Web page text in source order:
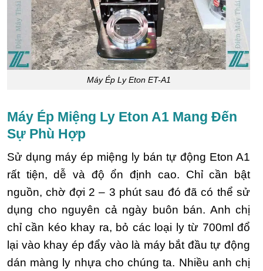
Máy Ép Ly Eton ET-A1
Máy Ép Miệng Ly Eton A1 Mang Đến
Sự Phù Hợp
Sử dụng máy ép miệng ly bán tự động Eton A1
rất tiện, dễ và độ ổn định cao. Chỉ cần bật
nguồn, chờ đợi 2 – 3 phút sau đó đã có thể sử
dụng cho nguyên cả ngày buôn bán. Anh chị
chỉ cần kéo khay ra, bỏ các loại ly từ 700ml đổ
lại vào khay ép đẩy vào là máy bắt đầu tự động
dán màng ly nhựa cho chúng ta. Nhiều anh chị